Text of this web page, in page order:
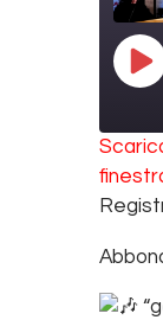
RSS